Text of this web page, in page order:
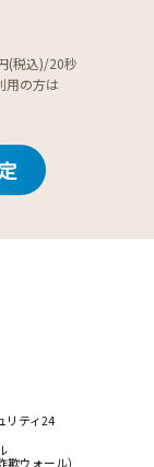
(税込)/20秒
用の方は
リティ24
ウォール）